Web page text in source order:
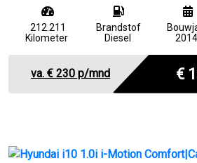
212.211
Kilometer
Brandstof
Diesel
2014
va. € 230 p/mnd €